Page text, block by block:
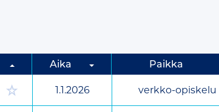
Aika Paikka
1.1.2026 verkko-opiskelu